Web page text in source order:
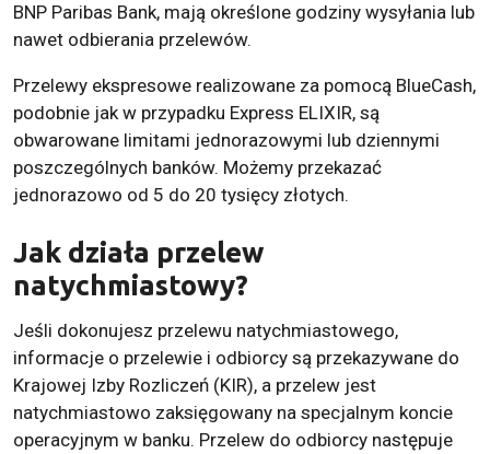
BNP Paribas Bank, mają określone godziny wysyłania lub
nawet odbierania przelewów.
Przelewy ekspresowe realizowane za pomocą BlueCash,
podobnie jak w przypadku Express ELIXIR, są
obwarowane limitami jednorazowymi lub dziennymi
poszczególnych banków. Możemy przekazać
jednorazowo od 5 do 20 tysięcy złotych.
Jak działa przelew
natychmiastowy?
Jeśli dokonujesz przelewu natychmiastowego,
informacje o przelewie i odbiorcy są przekazywane do
Krajowej Izby Rozliczeń (KIR), a przelew jest
natychmiastowo zaksięgowany na specjalnym koncie
operacyjnym w banku. Przelew do odbiorcy następuje